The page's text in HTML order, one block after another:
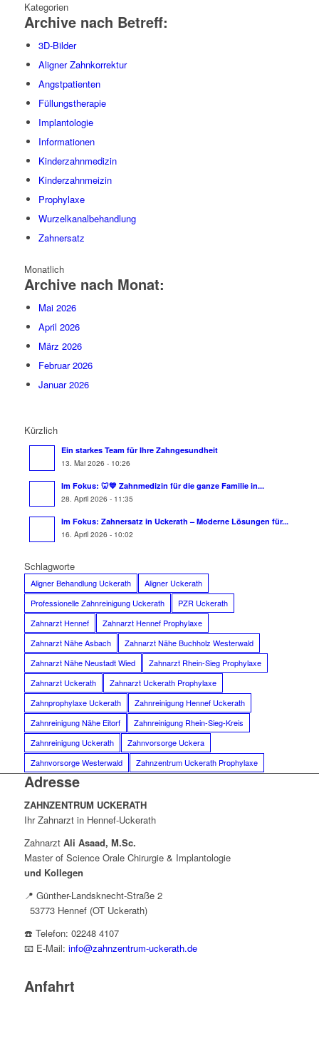
Kategorien
Archive nach Betreff:
3D-Bilder
Aligner Zahnkorrektur
Angstpatienten
Füllungstherapie
Implantologie
Informationen
Kinderzahnmedizin
Kinderzahnmeizin
Prophylaxe
Wurzelkanalbehandlung
Zahnersatz
Monatlich
Archive nach Monat:
Mai 2026
April 2026
März 2026
Februar 2026
Januar 2026
Kürzlich
Ein starkes Team für Ihre Zahngesundheit
13. Mai 2026 - 10:26
Im Fokus: 🦷💙 Zahnmedizin für die ganze Familie in...
28. April 2026 - 11:35
Im Fokus: Zahnersatz in Uckerath – Moderne Lösungen für...
16. April 2026 - 10:02
Schlagworte
Aligner Behandlung Uckerath
Aligner Uckerath
Professionelle Zahnreinigung Uckerath
PZR Uckerath
Zahnarzt Hennef
Zahnarzt Hennef Prophylaxe
Zahnarzt Nähe Asbach
Zahnarzt Nähe Buchholz Westerwald
Zahnarzt Nähe Neustadt Wied
Zahnarzt Rhein-Sieg Prophylaxe
Zahnarzt Uckerath
Zahnarzt Uckerath Prophylaxe
Zahnprophylaxe Uckerath
Zahnreinigung Hennef Uckerath
Zahnreinigung Nähe Eitorf
Zahnreinigung Rhein-Sieg-Kreis
Zahnreinigung Uckerath
Zahnvorsorge Uckera
Zahnvorsorge Westerwald
Zahnzentrum Uckerath Prophylaxe
Adresse
ZAHNZENTRUM UCKERATH
Ihr Zahnarzt in Hennef-Uckerath
Zahnarzt Ali Asaad, M.Sc.
Master of Science Orale Chirurgie & Implantologie
und Kollegen
📍 Günther-Landsknecht-Straße 2
53773 Hennef (OT Uckerath)
☎️ Telefon: 02248 4107
📧 E-Mail: info@zahnzentrum-uckerath.de
Anfahrt